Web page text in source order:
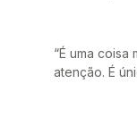
“É uma
atenção. É